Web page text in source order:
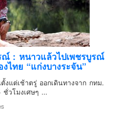
ณ์ : หนาวแล้วไปเพชรบูรณ์
ไทย “แก่งบางระจัน”
งแต่เช้าตรู่ ออกเดินทางจาก กทม.
วโมงเศษๆ ...